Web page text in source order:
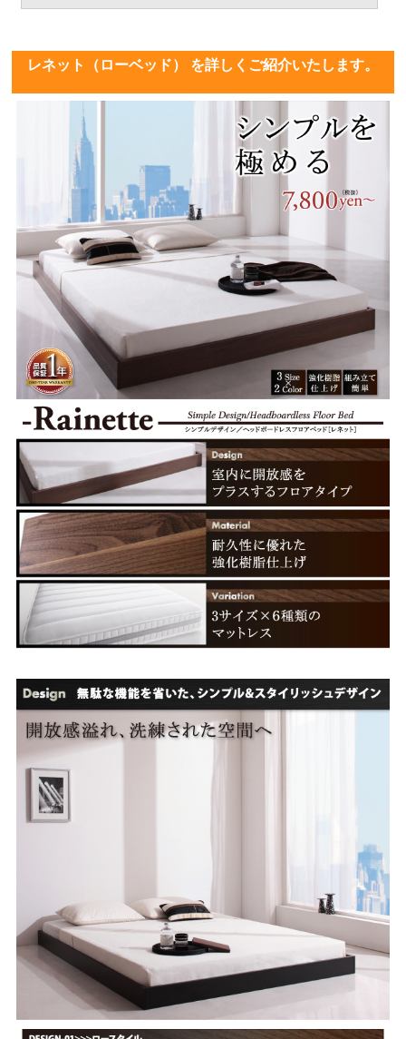
レネット（ローベッド） を詳しくご紹介いたします。